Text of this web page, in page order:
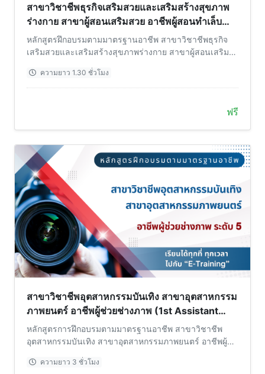
สาขาวิชาชีพธุรกิจเสริมสวยและเสริมสร้างสุขภาพ
ร่างกาย สาขาผู้สอนเสริมสวย อาชีพผู้สอนทำเล็บ
ระดับ 6
หลักสูตรฝึกอบรมตามมาตรฐานอาชีพ สาขาวิชาชีพธุรกิจ
เสริมสวยและเสริมสร้างสุขภาพร่างกาย สาขาผู้สอนเสริม
ความยาว 1.30 ชั่วโมง
ฟรี
สาขาวิชาชีพอุตสาหกรรมบันเทิง สาขาอุตสาหกรรม
ภาพยนตร์ อาชีพผู้ช่วยช่างภาพ (1st Assistant
Camera) ระดับ 5
หลักสูตรการฝึกอบรมตามมาตรฐานอาชีพ สาขาวิชาชีพ
อุตสาหกรรมบันเทิง สาขาอุตสาหกรรมภาพยนตร์ อาชีพผู้
ความยาว 3 ชั่วโมง